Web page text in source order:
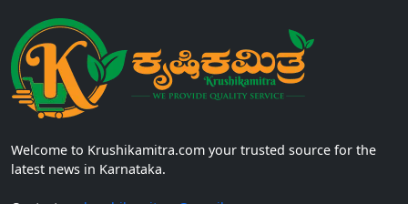
Welcome to Krushikamitra.com your trusted source for the
latest news in Karnataka.